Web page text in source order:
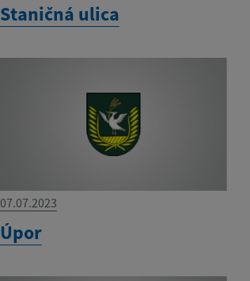
Staničná ulica
07.07.2023
Úpor